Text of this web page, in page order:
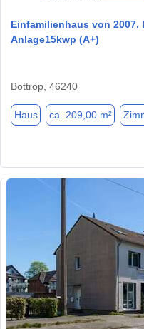
Einfamilienhaus von 2007.
Anlage15kwp (A+)
Bottrop, 46240
Haus ca. 209,00 m²